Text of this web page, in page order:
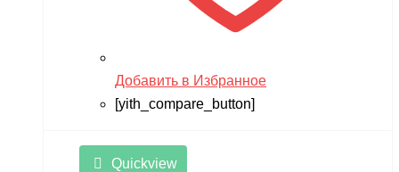
Добавить в Избранное
[yith_compare_button]
Quickview